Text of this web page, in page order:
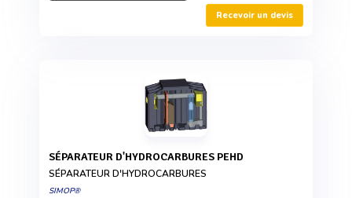
Recevoir un devis
SÉPARATEUR D'HYDROCARBURES PEHD
SÉPARATEUR D'HYDROCARBURES
SIMOP®